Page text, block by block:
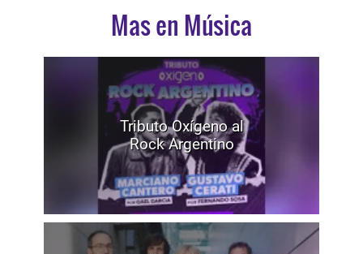
Mas en Música
Tributo Oxígeno al
Rock Argentino